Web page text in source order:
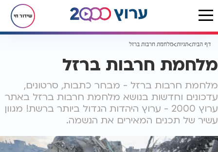
שידור חי
דף הבית תגיות מלחמת חרבות ברזל
מלחמת חרבות ברזל
מלחמת חרבות ברזל - מבחר כתבות, סרטונים,
עדכונים וחדשות בנושא מלחמת חרבות ברזל באתר
ערוץ 2000 - ערוץ היהדות הגדול ביותר ברשת! מגוון
עשיר של תכנים המאירים את הנשמה.